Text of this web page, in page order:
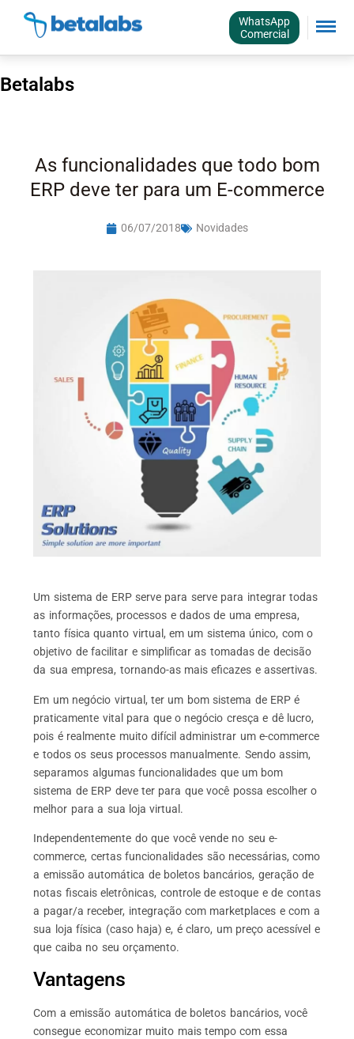
WhatsApp
Comercial
Betalabs
As funcionalidades que todo bom
ERP deve ter para um E-commerce
06/07/2018 Novidades
Um sistema de ERP serve para serve para integrar todas
as informações, processos e dados de uma empresa,
tanto física quanto virtual, em um sistema único, com o
objetivo de facilitar e simplificar as tomadas de decisão
da sua empresa, tornando-as mais eficazes e assertivas.
Em um negócio virtual, ter um bom sistema de ERP é
praticamente vital para que o negócio cresça e dê lucro,
pois é realmente muito difícil administrar um e-commerce
e todos os seus processos manualmente. Sendo assim,
separamos algumas funcionalidades que um bom
sistema de ERP deve ter para que você possa escolher o
melhor para a sua loja virtual.
Independentemente do que você vende no seu e-
commerce, certas funcionalidades são necessárias, como
a emissão automática de boletos bancários, geração de
notas fiscais eletrônicas, controle de estoque e de contas
a pagar/a receber, integração com marketplaces e com a
sua loja física (caso haja) e, é claro, um preço acessível e
que caiba no seu orçamento.
Vantagens
Com a emissão automática de boletos bancários, você
consegue economizar muito mais tempo com essa